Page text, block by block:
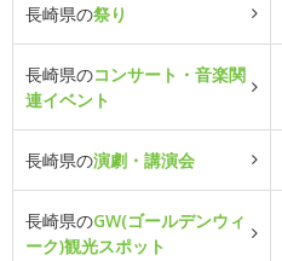
長崎県の祭り
長崎県のコンサート・音楽関
連イベント
長崎県の演劇・講演会
長崎県のGW(ゴールデンウィ
ーク)観光スポット